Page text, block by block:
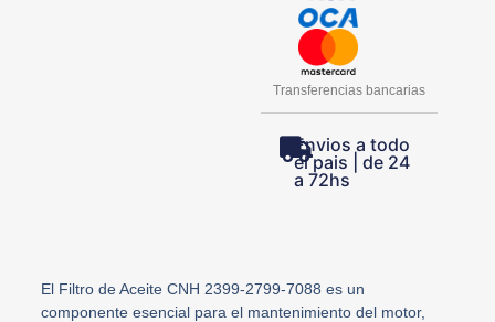
Transferencias bancarias
Envios a todo
el pais | de 24
a 72hs
El Filtro de Aceite CNH 2399-2799-7088 es un
componente esencial para el mantenimiento del motor,